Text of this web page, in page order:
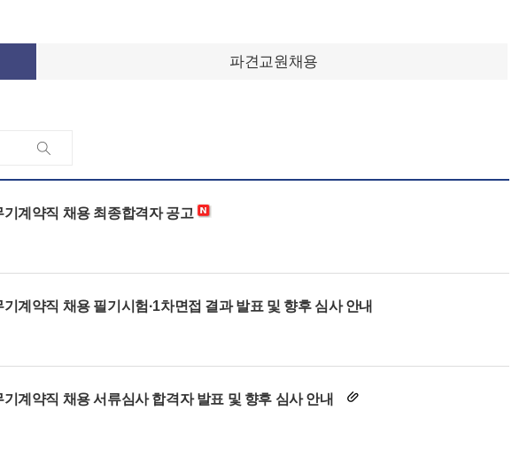
파견교원채용
계약직 채용 최종합격자 공고
계약직 채용 필기시험·1차면접 결과 발표 및 향후 심사 안내
계약직 채용 서류심사 합격자 발표 및 향후 심사 안내